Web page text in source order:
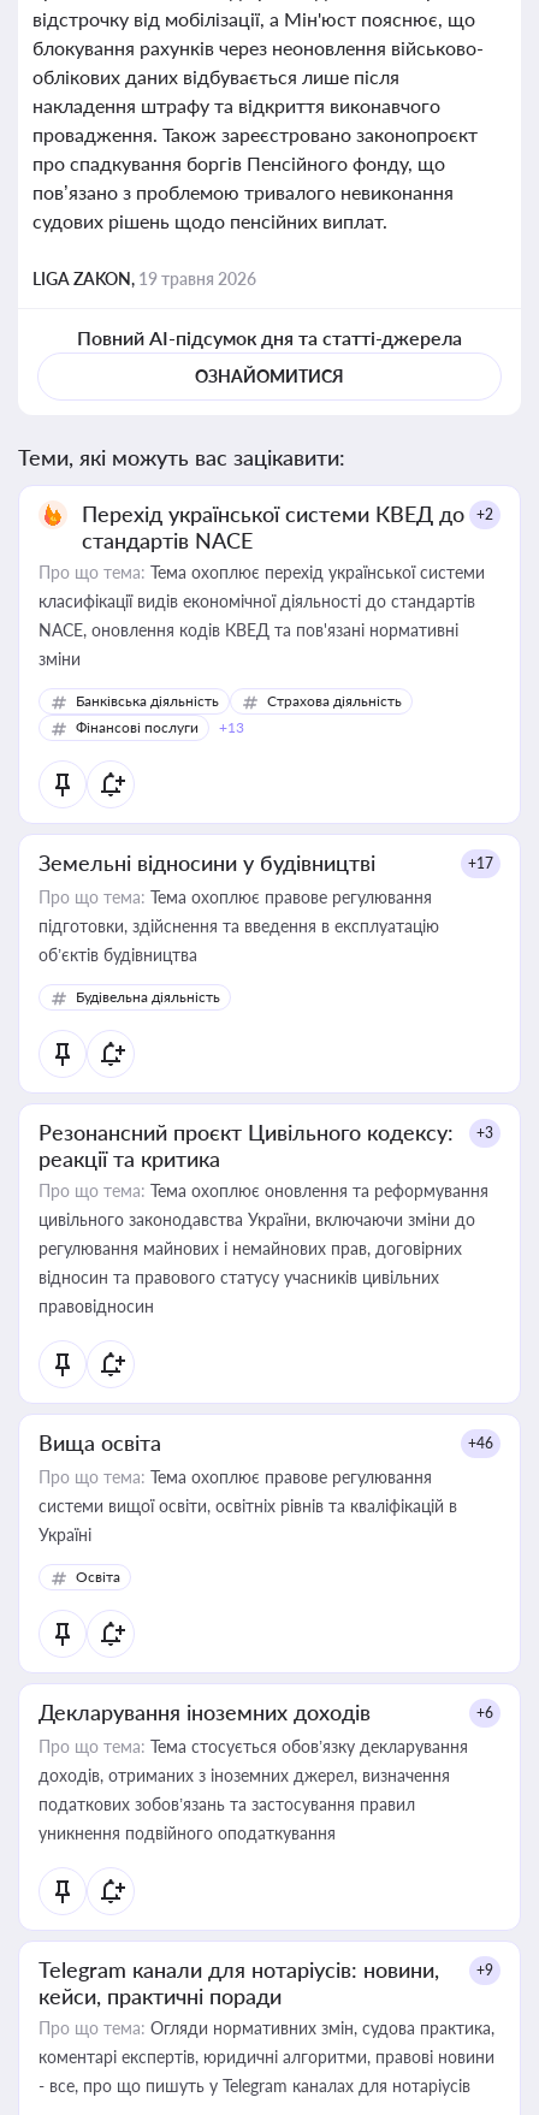
відстрочку від мобілізації, а Мін'юст пояснює, що
блокування рахунків через неоновлення військово-
облікових даних відбувається лише після
накладення штрафу та відкриття виконавчого
провадження. Також зареєстровано законопроєкт
про спадкування боргів Пенсійного фонду, що
пов’язано з проблемою тривалого невиконання
судових рішень щодо пенсійних виплат.
LIGA ZAKON, 19 травня 2026
Повний AI-підсумок дня та статті-джерела
ОЗНАЙОМИТИСЯ
Теми, які можуть вас зацікавити:
Перехід української системи КВЕД до
стандартів NACE
+2
Про що тема: Тема охоплює перехід української системи
класифікації видів економічної діяльності до стандартів
NACE, оновлення кодів КВЕД та пов'язані нормативні
зміни
Банківська діяльність
Страхова діяльність
Фінансові послуги
+13
Земельні відносини у будівництві +17
Про що тема: Тема охоплює правове регулювання
підготовки, здійснення та введення в експлуатацію
об’єктів будівництва
Будівельна діяльність
Резонансний проєкт Цивільного кодексу:
реакції та критика
+3
Про що тема: Тема охоплює оновлення та реформування
цивільного законодавства України, включаючи зміни до
регулювання майнових і немайнових прав, договірних
відносин та правового статусу учасників цивільних
правовідносин
Вища освіта +46
Про що тема: Тема охоплює правове регулювання
системи вищої освіти, освітніх рівнів та кваліфікацій в
Україні
Освіта
Декларування іноземних доходів +6
Про що тема: Тема стосується обов’язку декларування
доходів, отриманих з іноземних джерел, визначення
податкових зобов’язань та застосування правил
уникнення подвійного оподаткування
Telegram канали для нотаріусів: новини,
кейси, практичні поради
+9
Про що тема: Огляди нормативних змін, судова практика,
коментарі експертів, юридичні алгоритми, правові новини
- все, про що пишуть у Telegram каналах для нотаріусів